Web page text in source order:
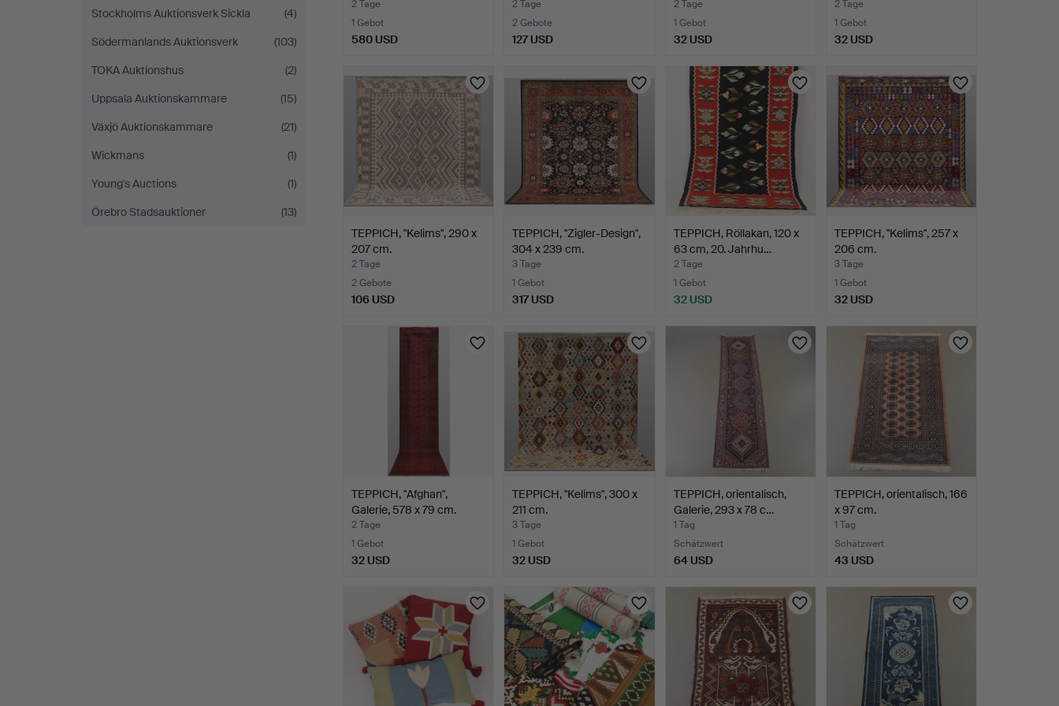
Stockholms Auktionsverk Sickla
(4)
Södermanlands Auktionsverk
(103)
TOKA Auktionshus
(2)
Uppsala Auktionskammare
(15)
Växjö Auktionskammare
(21)
Wickmans
(1)
Young's Auctions
(1)
Örebro Stadsauktioner
(13)
2 Tage
1 Gebot
580 USD
2 Tage
2 Gebote
127 USD
2 Tage
1 Gebot
32 USD
2 Tage
1 Gebot
32 USD
TEPPICH, "Kelims", 290 x
207 cm.
2 Tage
2 Gebote
106 USD
TEPPICH, "Zigler-Design",
304 x 239 cm.
3 Tage
1 Gebot
317 USD
TEPPICH, Röllakan, 120 x
63 cm, 20. Jahrhu…
2 Tage
1 Gebot
32 USD
TEPPICH, "Kelims", 257 x
206 cm.
3 Tage
1 Gebot
32 USD
TEPPICH, "Afghan",
Galerie, 578 x 79 cm.
2 Tage
1 Gebot
32 USD
TEPPICH, "Kelims", 300 x
211 cm.
3 Tage
1 Gebot
32 USD
TEPPICH, orientalisch,
Galerie, 293 x 78 c…
1 Tag
Schätzwert
64 USD
TEPPICH, orientalisch, 166
x 97 cm.
1 Tag
Schätzwert
43 USD